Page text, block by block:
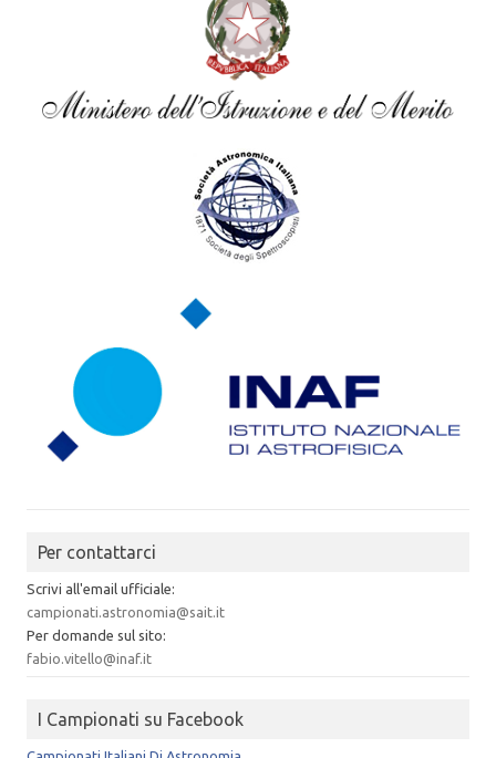
Per contattarci
Scrivi all'email ufficiale:
campionati.astronomia@sait.it
Per domande sul sito:
fabio.vitello@inaf.it
I Campionati su Facebook